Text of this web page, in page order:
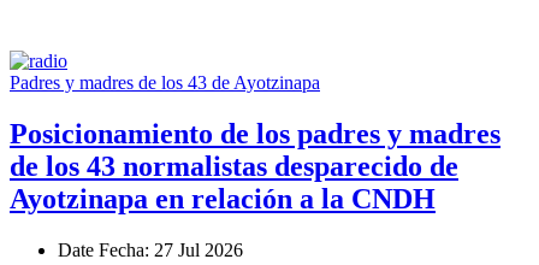
Padres y madres de los 43 de Ayotzinapa
Posicionamiento de los padres y madres
de los 43 normalistas desparecido de
Ayotzinapa en relación a la CNDH
Date Fecha: 27 Jul 2026